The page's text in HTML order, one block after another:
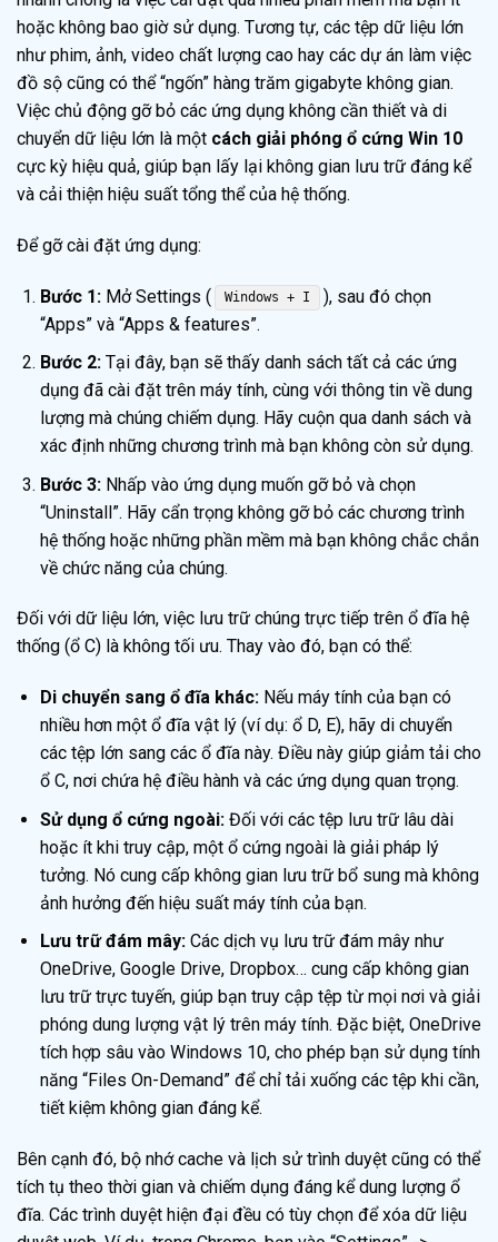
hoặc không bao giờ sử dụng. Tương tự, các tệp dữ liệu lớn
như phim, ảnh, video chất lượng cao hay các dự án làm việc
đồ sộ cũng có thể “ngốn” hàng trăm gigabyte không gian.
Việc chủ động gỡ bỏ các ứng dụng không cần thiết và di
chuyển dữ liệu lớn là một cách giải phóng ổ cứng Win 10
cực kỳ hiệu quả, giúp bạn lấy lại không gian lưu trữ đáng kể
và cải thiện hiệu suất tổng thể của hệ thống.
Để gỡ cài đặt ứng dụng:
Bước 1:Mở Settings ( Windows + I
), sau đó chọn
“Apps” và “Apps & features”.
Bước 2:Tại đây, bạn sẽ thấy danh sách tất cả các ứng
dụng đã cài đặt trên máy tính, cùng với thông tin về dung
lượng mà chúng chiếm dụng. Hãy cuộn qua danh sách và
xác định những chương trình mà bạn không còn sử dụng.
Bước 3:Nhấp vào ứng dụng muốn gỡ bỏ và chọn
“Uninstall”. Hãy cẩn trọng không gỡ bỏ các chương trình
hệ thống hoặc những phần mềm mà bạn không chắc chắn
về chức năng của chúng.
Đối với dữ liệu lớn, việc lưu trữ chúng trực tiếp trên ổ đĩa hệ
thống (ổ C) là không tối ưu. Thay vào đó, bạn có thể:
Di chuyển sang ổ đĩa khác:Nếu máy tính của bạn có
nhiều hơn một ổ đĩa vật lý (ví dụ: ổ D, E), hãy di chuyển
các tệp lớn sang các ổ đĩa này. Điều này giúp giảm tải cho
ổ C, nơi chứa hệ điều hành và các ứng dụng quan trọng.
Sử dụng ổ cứng ngoài:Đối với các tệp lưu trữ lâu dài
hoặc ít khi truy cập, một ổ cứng ngoài là giải pháp lý
tưởng. Nó cung cấp không gian lưu trữ bổ sung mà không
ảnh hưởng đến hiệu suất máy tính của bạn.
Lưu trữ đám mây:Các dịch vụ lưu trữ đám mây như
OneDrive, Google Drive, Dropbox… cung cấp không gian
lưu trữ trực tuyến, giúp bạn truy cập tệp từ mọi nơi và giải
phóng dung lượng vật lý trên máy tính. Đặc biệt, OneDrive
tích hợp sâu vào Windows 10, cho phép bạn sử dụng tính
năng “Files On-Demand” để chỉ tải xuống các tệp khi cần,
tiết kiệm không gian đáng kể.
Bên cạnh đó, bộ nhớ cache và lịch sử trình duyệt cũng có thể
tích tụ theo thời gian và chiếm dụng đáng kể dung lượng ổ
đĩa. Các trình duyệt hiện đại đều có tùy chọn để xóa dữ liệu